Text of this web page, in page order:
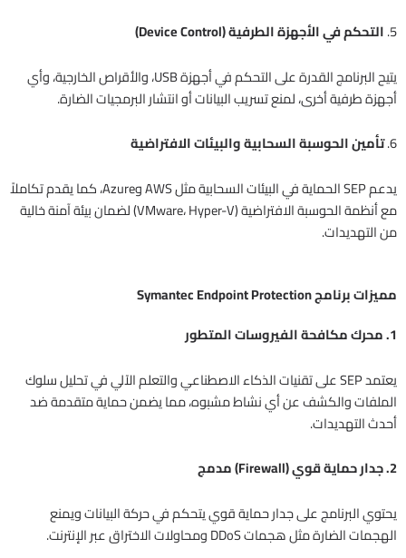
5. التحكم في الأجهزة الطرفية (Device Control)
يتيح البرنامج القدرة على التحكم في أجهزة USB، والأقراص الخارجية، وأي
أجهزة طرفية أخرى، لمنع تسريب البيانات أو انتشار البرمجيات الضارة.
6. تأمين الحوسبة السحابية والبيئات الافتراضية
يدعم SEP الحماية في البيئات السحابية مثل AWS وAzure، كما يقدم تكاملاً
مع أنظمة الحوسبة الافتراضية (VMware، Hyper-V) لضمان بيئة آمنة خالية
من التهديدات.
مميزات برنامج Symantec Endpoint Protection
1. محرك مكافحة الفيروسات المتطور
يعتمد SEP على تقنيات الذكاء الاصطناعي والتعلم الآلي في تحليل سلوك
الملفات والكشف عن أي نشاط مشبوه، مما يضمن حماية متقدمة ضد
أحدث التهديدات.
2. جدار حماية قوي (Firewall) مدمج
يحتوي البرنامج على جدار حماية قوي يتحكم في حركة البيانات ويمنع
الهجمات الضارة مثل هجمات DDoS ومحاولات الاختراق عبر الإنترنت.